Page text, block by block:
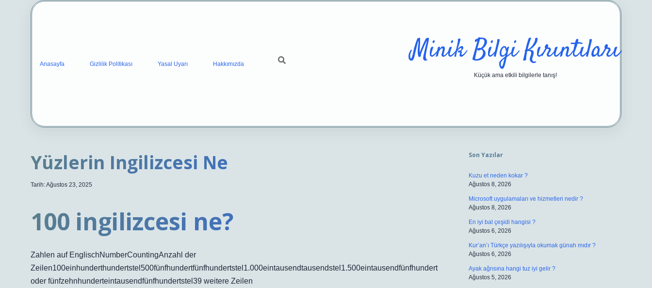
Anasayfa Gizlilik Politikası Yasal Uyarı Hakkımızda Minik Bilgi Kırıntıları
Küçük ama etkili bilgilerle tanış!
Yüzlerin Ingilizcesi Ne
Tarih: Ağustos 23, 2025
100 ingilizcesi ne?
Zahlen auf EnglischNumberCountingAnzahl der
Zeilen100einhunderthundertstel500fünfhundertfünfhundertstel1.000eintausendtausendstel1.500eintausendfünfhundert
oder fünfzehnhunderteintausendfünfhundertstel39 weitere Zeilen
Son Yazılar
Kuzu et neden kokar ?
Ağustos 8, 2026
Microsoft uygulamaları ve hizmetleri nedir ?
Ağustos 8, 2026
En iyi bal çeşidi hangisi ?
Ağustos 6, 2026
Kur’an’ı Türkçe yazılışıyla okumak günah mıdır ?
Ağustos 6, 2026
Ayak ağrısına hangi tuz iyi gelir ?
Ağustos 5, 2026